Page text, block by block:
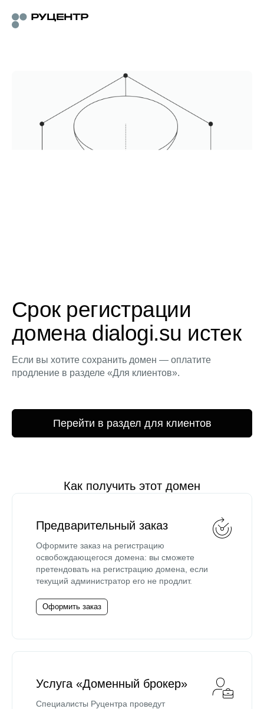
Срок регистрации
домена dialogi.su истек
Если вы хотите сохранить домен — оплатите
продление в разделе «Для клиентов».
Перейти в раздел для клиентов
Как получить этот домен
Предварительный заказ
Оформите заказ на регистрацию
освобождающегося домена: вы сможете
претендовать на регистрацию домена, если
текущий администратор его не продлит.
Оформить заказ
Услуга «Доменный брокер»
Специалисты Руцентра проведут